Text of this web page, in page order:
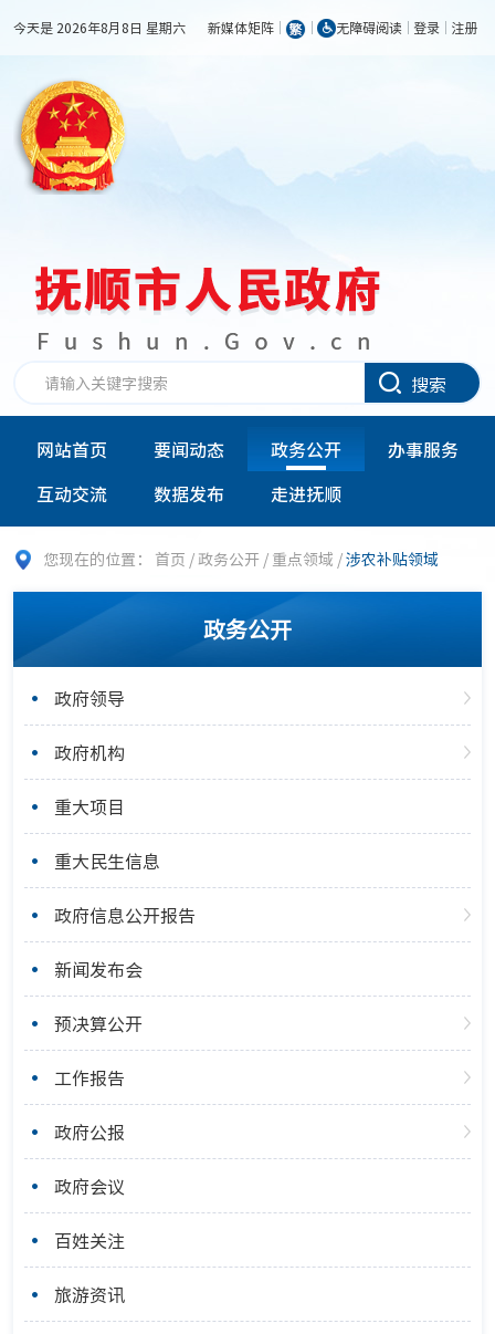
今天是 2026年8月8日 星期六 新媒体矩阵 无障碍阅读 登录 注册
搜索
网站首页 要闻动态 政务公开
办事服务
互动交流
数据发布 走进抚顺
您现在的位置： 首页 /政务公开 / 重点领域 /涉农补贴领域
政务公开
政府领导
政府机构
重大项目
重大民生信息
政府信息公开报告
新闻发布会
预决算公开
工作报告
政府公报
政府会议
百姓关注
旅游资讯